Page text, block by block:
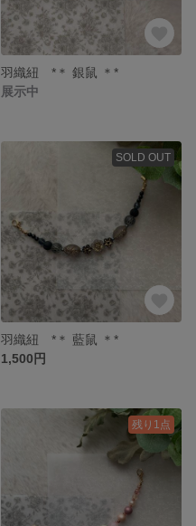
羽織紐 *＊ 銀鼠 ＊*
展示中
SOLD OUT
羽織紐 *＊ 藍鼠 ＊*
1,500円
残り1点